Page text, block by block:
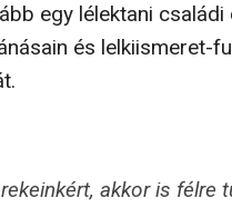
egy lélektani családi
és lelkiismeret-
akkor is félre